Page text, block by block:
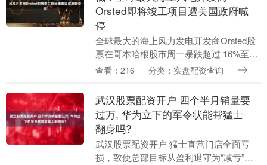
Orsted即将竣工项目遭美国政府喊
停
全球最大的海上风力发电开发商Orsted股
票在哥本哈根股市周一暴跌超过 16%至
179.10 克朗，创下历史新低。此前，该公
查看：216 分类：实盘配资查询
武汉股票配资开户 四个半月销量要
过万, 华为立下的军令状能帮猛士
翻身吗?
武汉股票配资开户 猛士直营门店全面亏
损，致使总部目标从盈利退守为“减亏”，